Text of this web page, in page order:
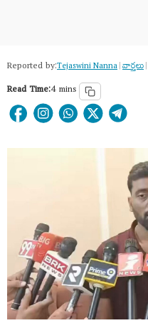
Reported by:Tejaswini Nanna|వార్త‌లు|
Read Time:4 mins